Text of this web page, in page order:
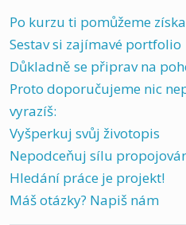
Po kurzu ti pomůžeme
Sestav si zajímavé portfolio
Důkladně se připrav na
Proto doporučujeme nic
vyrazíš:
Vyšperkuj svůj životopis
Nepodceňuj sílu
Hledání práce je projekt!
Máš otázky? Napiš nám